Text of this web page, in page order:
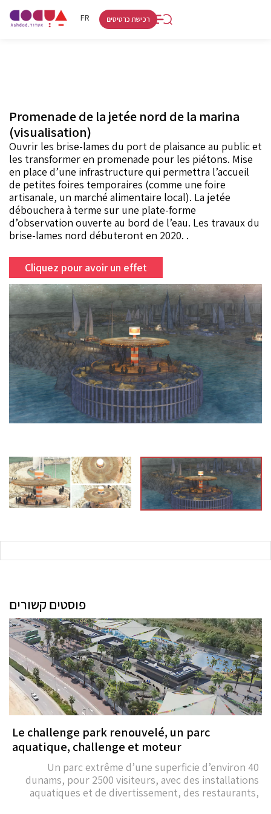
FR
HE
רכישת כרטיסים
Promenade de la jetée nord de la marina
(visualisation)
Ouvrir les brise-lames du port de plaisance au public et
les transformer en promenade pour les piétons. Mise
en place d’une infrastructure qui permettra l’accueil
de petites foires temporaires (comme une foire
artisanale, un marché alimentaire local). La jetée
débouchera à terme sur une plate-forme
d’observation ouverte au bord de l’eau. Les travaux du
brise-lames nord débuteront en 2020. .
Cliquez pour avoir un effet
פוסטים קשורים
Le challenge park renouvelé, un parc
aquatique, challenge et moteur
Un parc extrême d’une superficie d’environ 40
dunams, pour 2500 visiteurs, avec des installations
aquatiques et de divertissement, des restaurants,